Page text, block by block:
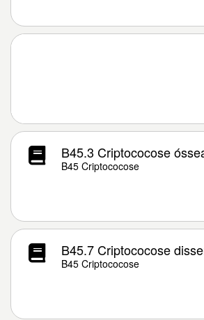
B45.3 Criptococose
B45 Criptococose
B45.7 Criptococose
B45 Criptococose